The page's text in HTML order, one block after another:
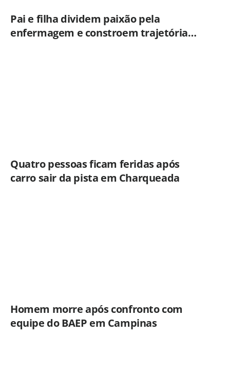
Pai e filha dividem paixão pela
enfermagem e constroem trajetória
Quatro pessoas ficam feridas após
carro sair da pista em Charqueada
Homem morre após confronto com
equipe do BAEP em Campinas